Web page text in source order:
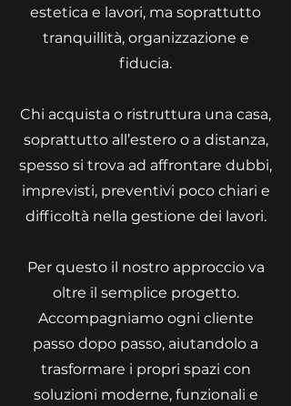
estetica e lavori, ma soprattutto
tranquillità, organizzazione e
fiducia.
Chi acquista o ristruttura una casa,
soprattutto all’estero o a distanza,
spesso si trova ad affrontare dubbi,
imprevisti, preventivi poco chiari e
difficoltà nella gestione dei lavori.
Per questo il nostro approccio va
oltre il semplice progetto.
Accompagniamo ogni cliente
passo dopo passo, aiutandolo a
trasformare i propri spazi con
soluzioni moderne, funzionali e